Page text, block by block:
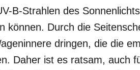
B-Strahlen des
können. Durch die
dringen, die die
Daher ist es ratsam, auch